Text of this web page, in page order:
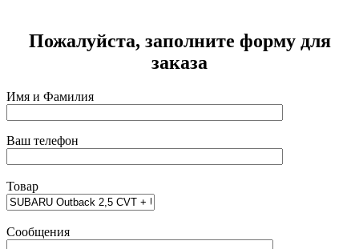
Пожалуйста, заполните форму для
заказа
Имя и Фамилия
Ваш телефон
Товар
Сообщения